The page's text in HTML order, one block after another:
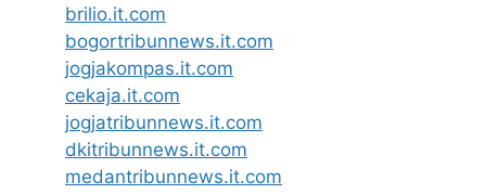
brilio.it.com
bogortribunnews.it.com
jogjakompas.it.com
cekaja.it.com
jogjatribunnews.it.com
dkitribunnews.it.com
medantribunnews.it.com